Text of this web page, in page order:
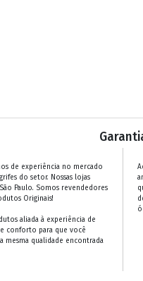
de experiência no mercado
do setor. Nossas lojas
Paulo. Somos revendedores
Originais!
aliada à experiência de
conforto para que você
mesma qualidade encontrada